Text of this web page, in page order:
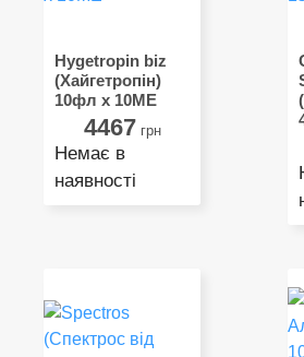
Hygetropin biz
(Хайгетропін)
10фл x 10МЕ
4467 грн
Немає в
наявності